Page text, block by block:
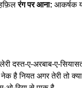
रंग पर आना: आकर्षक
दस्त-ए-अरबाब-ए-
है नियत अगर तेरी तो